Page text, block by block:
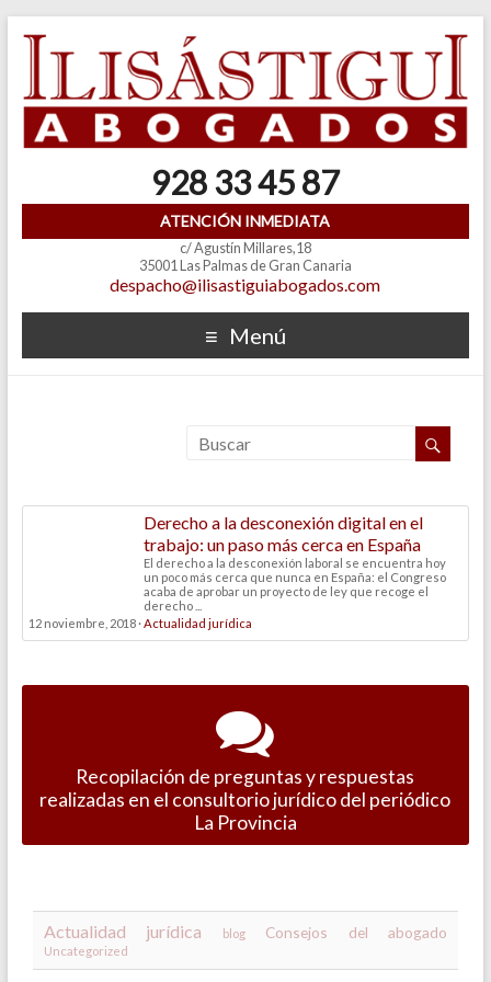
928 33 45 87
ATENCIÓN INMEDIATA
c/ Agustín Millares,18
35001 Las Palmas de Gran Canaria
despacho@ilisastiguiabogados.com
Menú
Derecho a la desconexión digital en el
trabajo: un paso más cerca en España
El derecho a la desconexión laboral se encuentra hoy
un poco más cerca que nunca en España: el Congreso
acaba de aprobar un proyecto de ley que recoge el
derecho ...
12 noviembre, 2018 ·Actualidad jurídica
Recopilación de preguntas y respuestas
realizadas en el consultorio jurídico del periódico
La Provincia
Actualidad jurídica blog Consejos del abogado
Uncategorized